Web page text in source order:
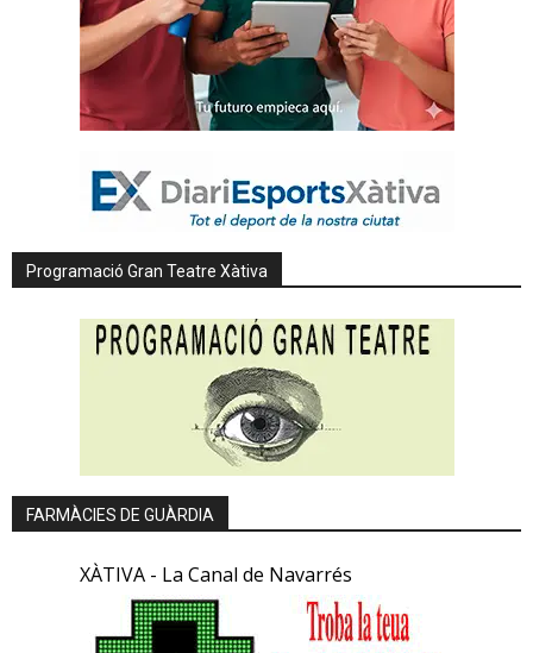
Programació Gran Teatre Xàtiva
FARMÀCIES DE GUÀRDIA
XÀTIVA - La Canal de Navarrés